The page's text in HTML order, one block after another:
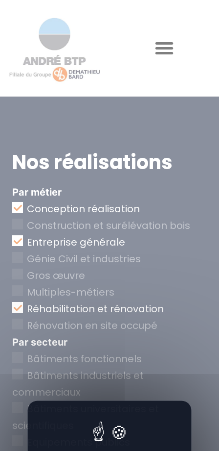
Nos réalisations
Par métier
Conception réalisation
Construction et surélévation bois
Entreprise générale
Génie Civil et industries
Gros œuvre
Multiples-métiers
Réhabilitation et rénovation
Rénovation en site occupé
Par secteur
Bâtiments fonctionnels
Bâtiments industriels et
commerciaux
Bâtiments universitaires et
scientifiques
Equipements publics